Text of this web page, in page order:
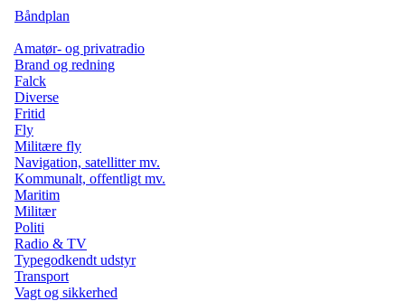
Båndplan
Amatør- og privatradio
Brand og redning
Falck
Diverse
Fritid
Fly
Militære fly
Navigation, satellitter mv.
Kommunalt, offentligt mv.
Maritim
Militær
Politi
Radio & TV
Typegodkendt udstyr
Transport
Vagt og sikkerhed